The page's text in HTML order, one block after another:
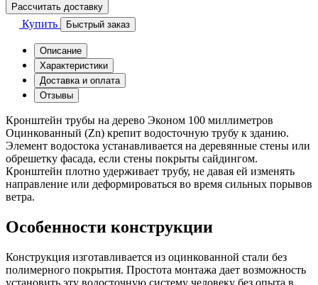
Рассчитать доставку
Купить Быстрый заказ
Описание
Характеристики
Доставка и оплата
Отзывы
Кронштейн трубы на дерево Эконом 100 миллиметров
Оцинкованный (Zn) крепит водосточную трубу к зданию.
Элемент водостока устанавливается на деревянные стены или
обрешетку фасада, если стены покрыты сайдингом.
Кронштейн плотно удерживает трубу, не давая ей изменять
направление или деформироваться во время сильных порывов
ветра.
Особенности конструкции
Конструкция изготавливается из оцинкованной стали без
полимерного покрытия. Простота монтажа дает возможность
установить эту водосточную систему человеку без опыта в